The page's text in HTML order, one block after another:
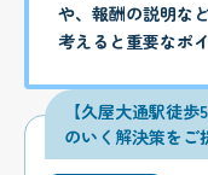
や、報酬の説明な
考えると重要なポ
【久屋大通駅徒
のいく解決策をご